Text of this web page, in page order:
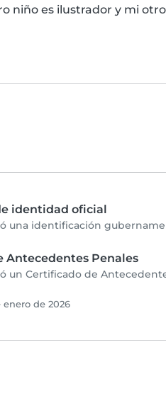
niño es ilustrador y mi
identidad oficial
una identificación
Antecedentes Penales
un Certificado de
de 2026